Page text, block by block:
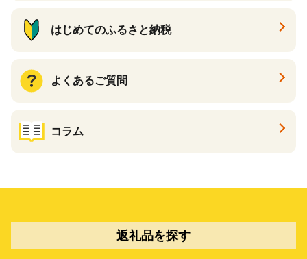
はじめてのふるさと納税
よくあるご質問
コラム
返礼品を探す